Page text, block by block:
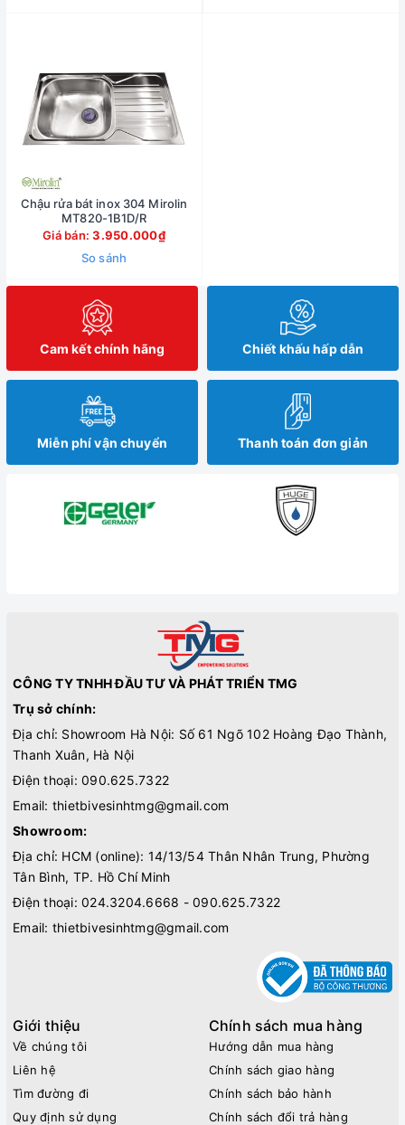
Chậu rửa bát inox 304 Mirolin
MT820-1B1D/R
Giá bán:3.950.000₫
So sánh
Cam kết chính hãng Chiết khấu hấp dẫn
Miễn phí vận chuyển Thanh toán đơn giản
CÔNG TY TNHH ĐẦU TƯ VÀ PHÁT TRIỂN TMG
Trụ sở chính:
Địa chỉ: Showroom Hà Nội: Số 61 Ngõ 102 Hoàng Đạo Thành,
Thanh Xuân, Hà Nội
Điện thoại: 090.625.7322
Email: thietbivesinhtmg@gmail.com
Showroom:
Địa chỉ: HCM (online): 14/13/54 Thân Nhân Trung, Phường
Tân Bình, TP. Hồ Chí Minh
Điện thoại: 024.3204.6668 - 090.625.7322
Email: thietbivesinhtmg@gmail.com
Giới thiệu
Về chúng tôi
Liên hệ
Tìm đường đi
Quy định sử dụng
Chính sách mua hàng
Hướng dẫn mua hàng
Chính sách giao hàng
Chính sách bảo hành
Chính sách đổi trả hàng